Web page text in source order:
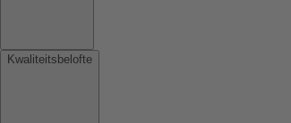
Kwaliteitsbelofte